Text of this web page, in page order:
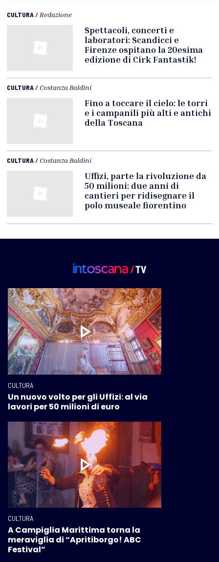
CULTURA/ Redazione
Spettacoli, concerti e
laboratori: Scandicci e
Firenze ospitano la 20esima
edizione di Cirk Fantastik!
CULTURA/ Costanza Baldini
Fino a toccare il cielo: le torri
e i campanili più alti e antichi
della Toscana
CULTURA/ Costanza Baldini
Uffizi, parte la rivoluzione da
50 milioni: due anni di
cantieri per ridisegnare il
polo museale fiorentino
CULTURA
Un nuovo volto per gli Uffizi: al via
lavori per 50 milioni di euro
CULTURA
A Campiglia Marittima torna la
meraviglia di “Apritiborgo! ABC
Festival”